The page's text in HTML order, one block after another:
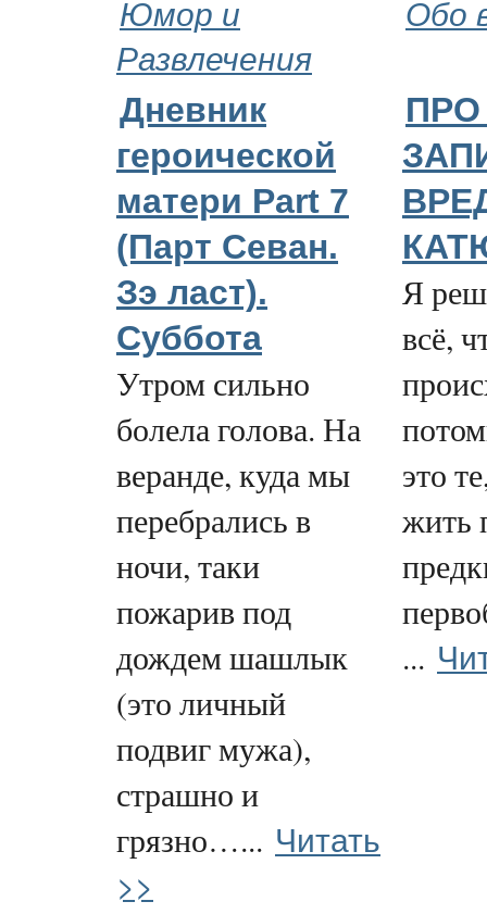
Юмор и
Развлечения
Обо
Дневник
героической
матери Part 7
(Парт Севан.
Зэ ласт).
Суббота
Утром сильно
болела голова. На
веранде, куда мы
перебрались в
ночи, таки
пожарив под
дождем шашлык
(это личный
подвиг мужа),
страшно и
грязно…... Читать
>>
ПРО
Я
всё,
это
жить
...